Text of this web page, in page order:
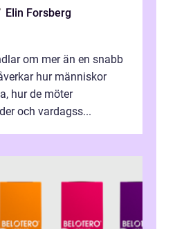
Elin Forsberg
om mer än en snabb
hur människor
hur de möter
och vardagss...